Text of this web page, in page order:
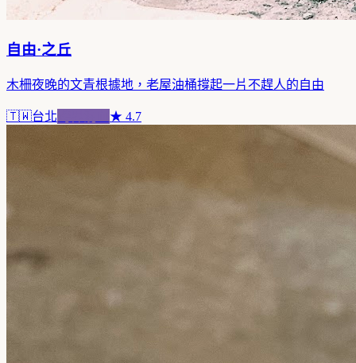
自由·之丘
木柵夜晚的文青根據地，老屋油桶撐起一片不趕人的自由
🇹🇼台北 ★ 4.7